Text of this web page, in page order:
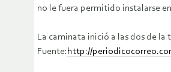
no le fuera permitido instalarse
La caminata inició a las dos de la
Fuente:http://